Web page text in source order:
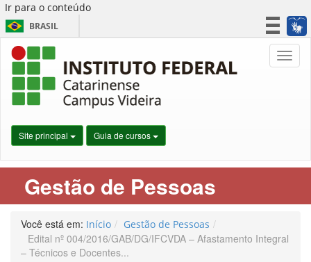
Ir para o conteúdo
BRASIL
Simplifique!
Site principal Guia de cursos
Gestão de Pessoas
Você está em: Início Gestão de Pessoas
Edital nº 004/2016/GAB/DG/IFCVDA – Afastamento Integral
– Técnicos e Docentes...